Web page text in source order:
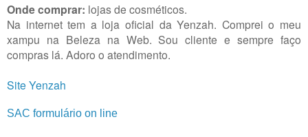
Onde comprar: lojas de cosméticos.
Na internet tem a loja oficial da Yenzah. Comprei o meu
xampu na Beleza na Web. Sou cliente e sempre faço
compras lá. Adoro o atendimento.
Site Yenzah
SAC formulário on line